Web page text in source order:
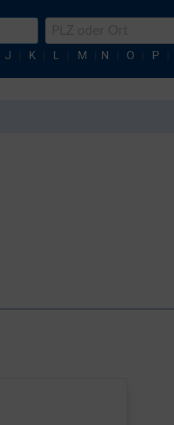
J K L M N O P